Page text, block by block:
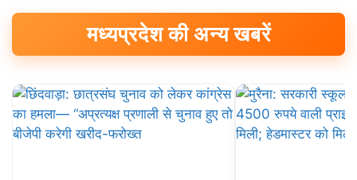
मध्यप्रदेश की अन्य खबरें